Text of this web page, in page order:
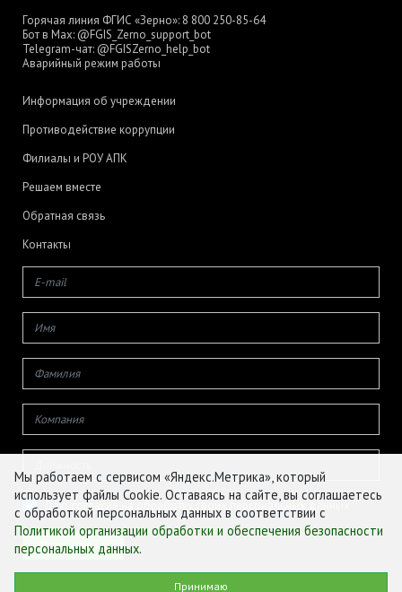
Горячая линия ФГИС «Зерно»: 8 800 250-85-64
Бот в Max: @FGIS_Zerno_support_bot
Telegram-чат: @FGISZerno_help_bot
Аварийный режим работы
Информация об учреждении
Противодействие коррупции
Филиалы и РОУ АПК
Решаем вместе
Обратная связь
Контакты
Даю согласие на обработку своих персональных данных
© ФГБУ «ЦЕНТР АГРОАНАЛИТИКИ», 2026
Мы работаем с сервисом «Яндекс.Метрика», который
использует файлы Cookie. Оставаясь на сайте, вы соглашаетесь
с обработкой персональных данных в соответствии с
Политикой организации обработки и обеспечения безопасности
персональных данных.
Принимаю